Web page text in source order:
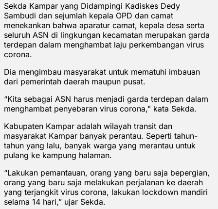
Sekda Kampar yang Didampingi Kadiskes Dedy
Sambudi dan sejumlah kepala OPD dan camat
menekankan bahwa aparatur camat, kepala desa serta
seluruh ASN di lingkungan kecamatan merupakan garda
terdepan dalam menghambat laju perkembangan virus
corona.
Dia mengimbau masyarakat untuk mematuhi imbauan
dari pemerintah daerah maupun pusat.
“Kita sebagai ASN harus menjadi garda terdepan dalam
menghambat penyebaran virus corona," kata Sekda.
Kabupaten Kampar adalah wilayah transit dan
masyarakat Kampar banyak perantau. Seperti tahun-
tahun yang lalu, banyak warga yang merantau untuk
pulang ke kampung halaman.
“Lakukan pemantauan, orang yang baru saja bepergian,
orang yang baru saja melakukan perjalanan ke daerah
yang terjangkit virus corona, lakukan lockdown mandiri
selama 14 hari,” ujar Sekda.